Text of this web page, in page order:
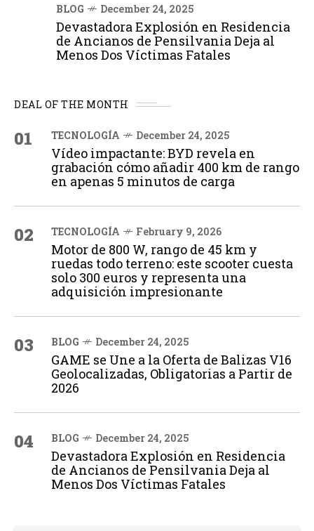
BLOG December 24, 2025
Devastadora Explosión en Residencia
de Ancianos de Pensilvania Deja al
Menos Dos Víctimas Fatales
DEAL OF THE MONTH
01 TECNOLOGÍA December 24, 2025
Vídeo impactante: BYD revela en
grabación cómo añadir 400 km de rango
en apenas 5 minutos de carga
02 TECNOLOGÍA February 9, 2026
Motor de 800 W, rango de 45 km y
ruedas todo terreno: este scooter cuesta
solo 300 euros y representa una
adquisición impresionante
03 BLOG December 24, 2025
GAME se Une a la Oferta de Balizas V16
Geolocalizadas, Obligatorias a Partir de
2026
04 BLOG December 24, 2025
Devastadora Explosión en Residencia
de Ancianos de Pensilvania Deja al
Menos Dos Víctimas Fatales